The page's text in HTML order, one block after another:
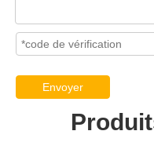
Envoyer